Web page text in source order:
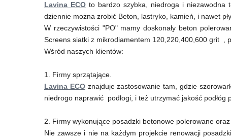
Lavina ECO to bardzo szybka, niedroga i niezawodna
dziennie można zrobić Beton, lastryko, kamień, i nawet
W rzeczywistości "PO" mamy doskonały beton
Screens siatki z mikrodiamentem 120,220,400,600 grit ,
Wśród naszych klientów:
1. Firmy sprzątające.
Lavina ECOznajduje zastosowanie tam, gdzie
niedrogo naprawić podłogi, i też utrzymać jakość podłóg
2. Firmy wykonujące posadzki betonowe polerowane
Nie zawsze i nie na każdym projekcie renowacji